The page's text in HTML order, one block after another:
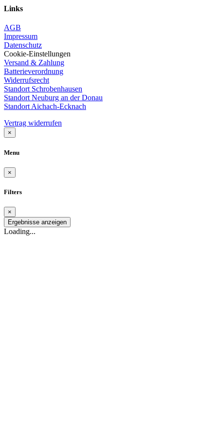
Links
AGB
Impressum
Datenschutz
Cookie-Einstellungen
Versand & Zahlung
Batterieverordnung
Widerrufsrecht
Standort Schrobenhausen
Standort Neuburg an der Donau
Standort Aichach-Ecknach
Vertrag widerrufen
×
Menu
×
Filters
×
Ergebnisse anzeigen
Loading...